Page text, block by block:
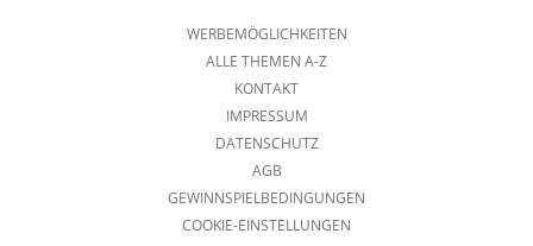
WERBEMÖGLICHKEITEN
ALLE THEMEN A-Z
KONTAKT
IMPRESSUM
DATENSCHUTZ
AGB
GEWINNSPIELBEDINGUNGEN
COOKIE-EINSTELLUNGEN